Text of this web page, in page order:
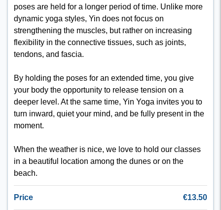
poses are held for a longer period of time. Unlike more
dynamic yoga styles, Yin does not focus on
strengthening the muscles, but rather on increasing
flexibility in the connective tissues, such as joints,
tendons, and fascia.
By holding the poses for an extended time, you give
your body the opportunity to release tension on a
deeper level. At the same time, Yin Yoga invites you to
turn inward, quiet your mind, and be fully present in the
moment.
When the weather is nice, we love to hold our classes
in a beautiful location among the dunes or on the
beach.
Price €13.50